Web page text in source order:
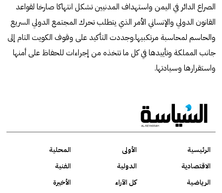
الصراع الدائر في اليمن واستهداف المدنيين تشكل انتهاكا صارخا لقواعد
القانون الدولي والإنساني الأمر الذي يتطلب تحرك المجتمع الدولي السريع
والحاسم لمحاسبة مرتكبيها.وجددت التأكيد على وقوف الكويت التام إلى
جانب المملكة وتأييدها في كل ما تتخذه من إجراءات للحفاظ على أمنها
واستقرارها وسيادتها.
الرئيسية الأولى
المحلية
الاقتصادية
الدولية
الفنية
الرياضية
كل الآراء
الأخيرة